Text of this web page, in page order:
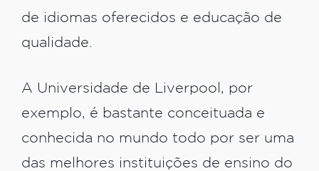
de idiomas oferecidos e educação de
qualidade.
A Universidade de Liverpool, por
exemplo, é bastante conceituada e
conhecida no mundo todo por ser uma
das melhores instituições de ensino do